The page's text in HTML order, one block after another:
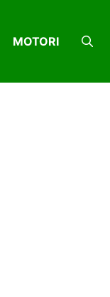
MOTORI